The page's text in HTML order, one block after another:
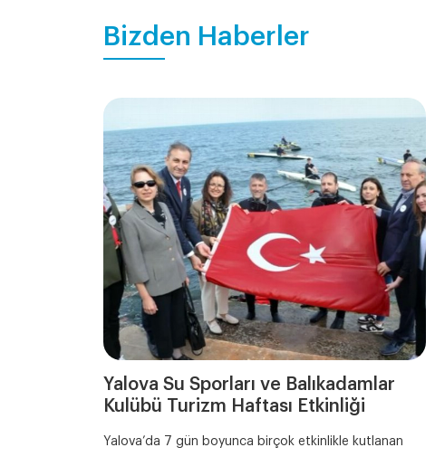
Bizden Haberler
Yalova Su Sporları ve Balıkadamlar
Kulübü Turizm Haftası Etkinliği
Yalova’da 7 gün boyunca birçok etkinlikle kutlanan